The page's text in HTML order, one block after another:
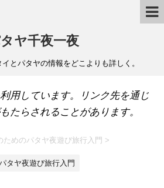
ヤ千夜一夜
とパタヤの情報をどこよりも詳しく。
用しています。リンク先を通じ
たらされることがあります。
めのパタヤ夜遊び旅行入門 >
タヤ夜遊び旅行入門